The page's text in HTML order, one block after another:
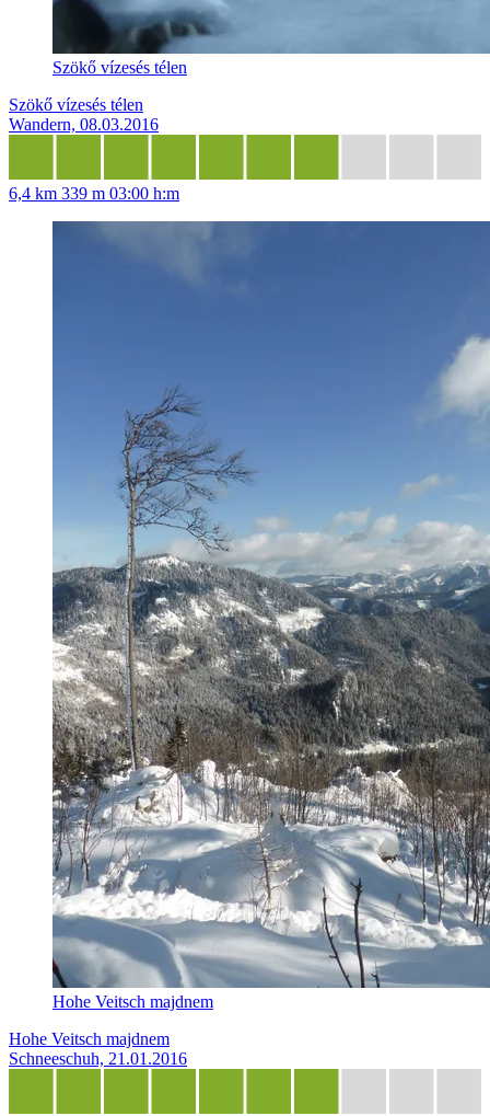
Szökő vízesés télen
Szökő vízesés télen
Wandern, 08.03.2016
6,4 km 339 m 03:00 h:m
Hohe Veitsch majdnem
Hohe Veitsch majdnem
Schneeschuh, 21.01.2016